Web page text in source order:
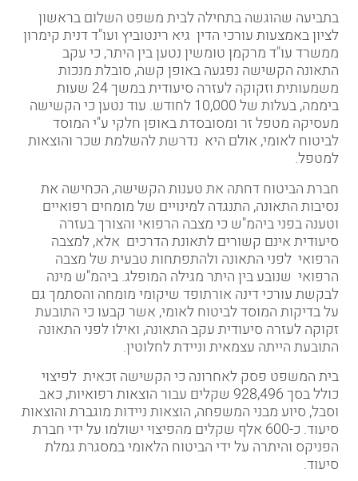
בתביעה שהוגשה בתחילה לבית משפט השלום בראשון
לציון באמצעות עורכי הדין גיא רינטוביץ ועו"ד דנית קימרון
ממשרד עו"ד מרקמן טומשין נטען בין היתר, כי עקב
התאונה הקשישה נפגעה באופן קשה, סובלת מנכות
משמעותית וזקוקה לעזרה סיעודית במשך 24 שעות
ביממה, בעלות של 10,000 לחודש. עוד נטען כי הקשישה
מעסיקה מטפל זר ומסובסדת באופן חלקי ע"י המוסד
לביטוח לאומי, אולם היא נדרשת להשלמת שכר והוצאות
למטפל.
חברת הביטוח דחתה את טענות הקשישה, הכחישה את
נסיבות התאונה, התנגדה למינויים של מומחים רפואיים
וטענה בפני ביהמ"ש כי מצבה הרפואי והצורך בעזרה
סיעודית אינם קשורים לתאונת הדרכים אלא, למצבה
הרפואי לפני התאונה ולהתפתחות טבעית של מצבה
הרפואי שנובע בין היתר מגילה המופלג. ביהמ"ש מינה
לבקשת עורכי דינה אורתופד שיקומי מומחה והסתמך גם
על בדיקות המוסד לביטוח לאומי, אשר קבעו כי התובעת
זקוקה לעזרה סיעודית עקב התאונה, ואילו לפני התאונה
התובעת הייתה עצמאית וניידת לחלוטין.
בית המשפט פסק לאחרונה כי הקשישה זכאית לפיצוי
כולל בסך 928,496 שקלים עבור הוצאות רפואיות, כאב
וסבל, סיוע מבני המשפחה, הוצאות ניידות מוגברת והוצאות
סיעוד. כ-600 אלף שקלים מהפיצוי ישולמו על ידי חברת
הפניקס והיתרה על ידי הביטוח הלאומי במסגרת גמלת
סיעוד.